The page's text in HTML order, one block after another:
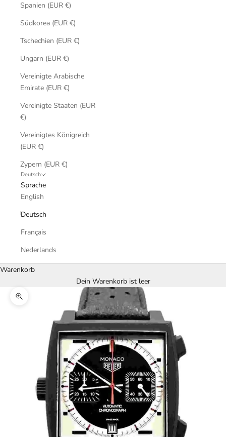
Spanien (EUR €)
Südkorea (EUR €)
Tschechien (EUR €)
Ungarn (EUR €)
Vereinigte Arabische
Emirate (EUR €)
Vereinigte Staaten (EUR
€)
Vereinigtes Königreich
(EUR €)
Zypern (EUR €)
Deutsch
Sprache
English
Deutsch
Français
Nederlands
Warenkorb
Dein Warenkorb ist leer
Bild vergrößern